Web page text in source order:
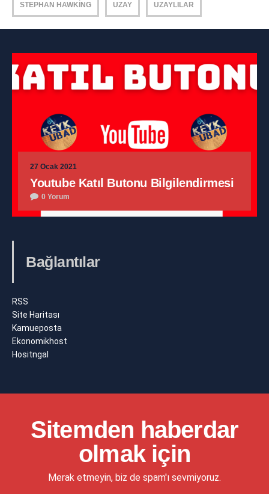
STEPHAN HAWKING UZAY UZAYLILAR
27 Ocak 2021
Youtube Katıl Butonu Bilgilendirmesi
0 Yorum
Bağlantılar
RSS
Site Haritası
Kamueposta
Ekonomikhost
Hositngal
Sitemden haberdar
olmak için
Merak etmeyin, biz de spam'ı sevmiyoruz.